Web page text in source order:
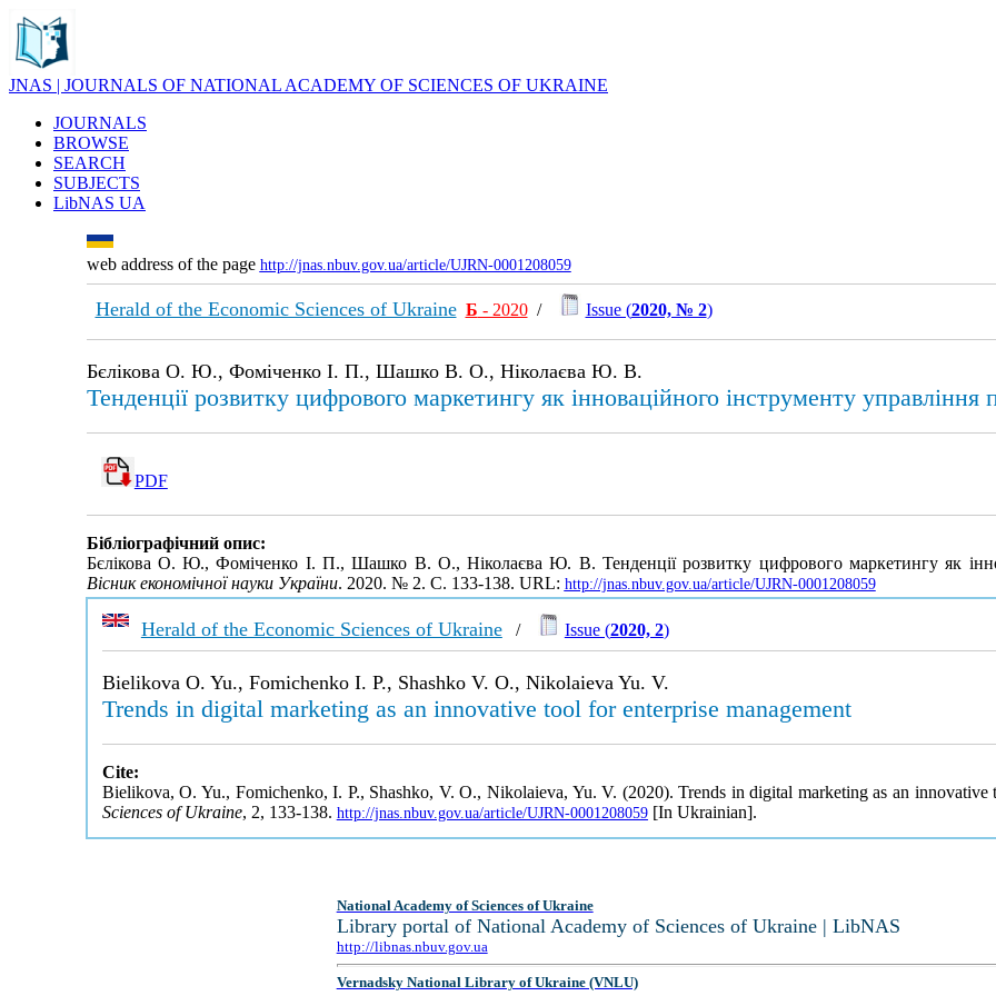
JNAS | JOURNALS OF NATIONAL ACADEMY OF SCIENCES OF UKRAINE
JOURNALS
BROWSE
SEARCH
SUBJECTS
LibNAS UA
web address of the page http://jnas.nbuv.gov.ua/article/UJRN-0001208059
Herald of the Economic Sciences of Ukraine Б - 2020/ Issue (2020, № 2)
Бєлікова О. Ю., Фоміченко І. П., Шашко В. О., Ніколаєва Ю. В.
Тенденції розвитку цифрового маркетингу як інноваційного інструменту управління
PDF
Бібліографічний опис:
Бєлікова О. Ю., Фоміченко І. П., Шашко В. О., Ніколаєва Ю. В. Тенденції розвитку цифрового маркетингу як
Вісник економічної науки України. 2020. № 2. С. 133-138. URL: http://jnas.nbuv.gov.ua/article/UJRN-0001208059
Herald of the Economic Sciences of Ukraine/ Issue (2020, 2)
Bielikova O. Yu., Fomichenko I. P., Shashko V. O., Nikolaieva Yu. V.
Trends in digital marketing as an innovative tool for enterprise management
Cite:
Bielikova, O. Yu., Fomichenko, I. P., Shashko, V. O., Nikolaieva, Yu. V. (2020). Trends in digital marketing as an innovative
Sciences of Ukraine, 2, 133-138. http://jnas.nbuv.gov.ua/article/UJRN-0001208059[In Ukrainian].
National Academy of Sciences of Ukraine
Library portal of National Academy of Sciences of Ukraine | LibNAS
http://libnas.nbuv.gov.ua
Vernadsky National Library of Ukraine (VNLU)